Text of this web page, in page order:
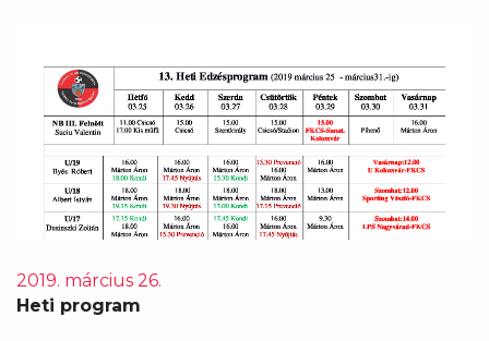
2019. március 26.
Heti program